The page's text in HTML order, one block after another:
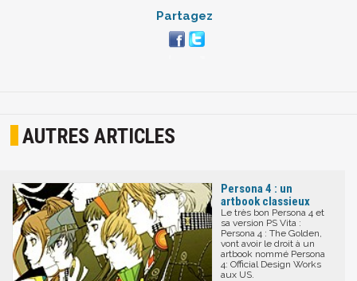
Partagez
AUTRES ARTICLES
Persona 4 : un
artbook classieux
Le très bon Persona 4 et
sa version PS Vita :
Persona 4 : The Golden,
vont avoir le droit à un
artbook nommé Persona
4: Official Design Works
aux US.